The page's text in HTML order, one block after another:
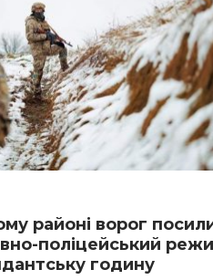
районі ворог
поліцейський
годину